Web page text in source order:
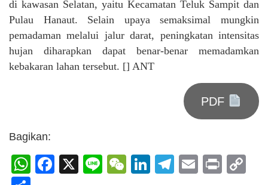
di kawasan Selatan, yaitu Kecamatan Teluk Sampit dan
Pulau Hanaut. Selain upaya semaksimal mungkin
pemadaman melalui jalur darat, peningkatan intensitas
hujan diharapkan dapat benar-benar memadamkan
kebakaran lahan tersebut. [] ANT
PDF
Bagikan:
WhatsApp
Facebook
X LineWeChat
LinkedIn
Telegram
Email
Print